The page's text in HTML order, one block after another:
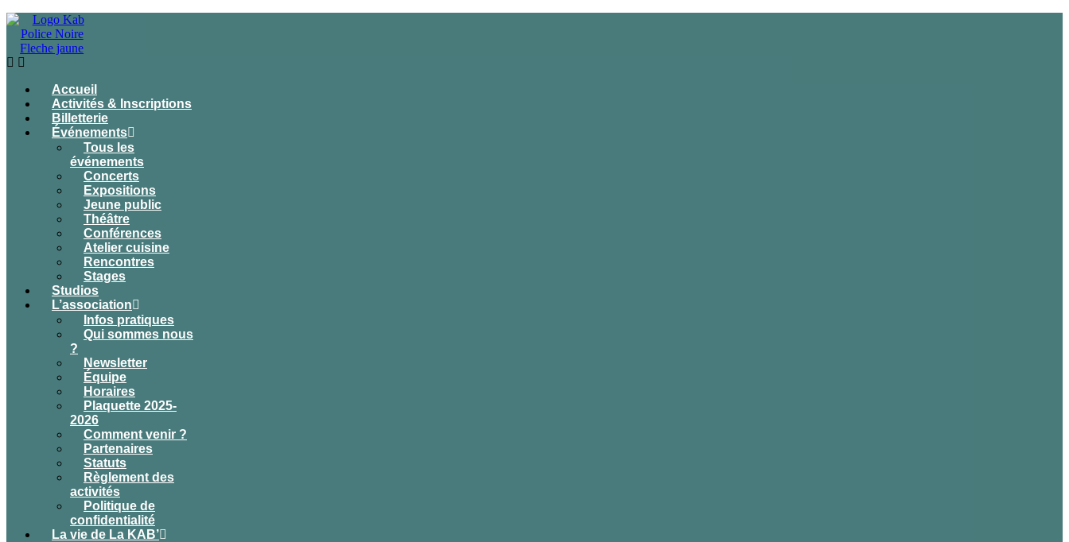
Accueil
Activités & Inscriptions
Billetterie
Événements
Tous les
événements
Concerts
Expositions
Jeune public
Théâtre
Conférences
Atelier cuisine
Rencontres
Stages
Studios
L’association
Infos pratiques
Qui sommes nous
?
Newsletter
Équipe
Horaires
Plaquette 2025-
2026
Comment venir ?
Partenaires
Statuts
Règlement des
activités
Politique de
confidentialité
La vie de La KAB’